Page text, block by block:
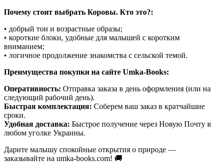
Почему стоит выбрать Коровы. Кто это?:
• добрый тон и возрастные образы;
• короткие блоки, удобные для малышей с коротким
вниманием;
• логичное продолжение знакомства с сельской темой.
Преимущества покупки на сайте Umka-Books:
Оперативность: Отправка заказа в день оформления (или на
следующий рабочий день).
Быстрая комплектация: Соберем ваш заказ в кратчайшие
сроки.
Удобная доставка: Быстрое получение через Новую Почту в
любом уголке Украины.
Дарите малышу спокойные открытия о природе —
заказывайте на umka-books.com! 🚚